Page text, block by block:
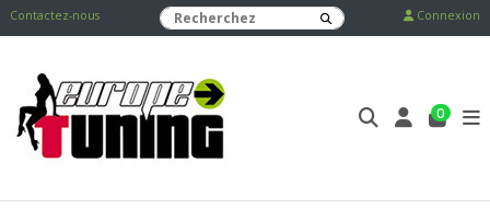
Contactez-nous Connexion
0